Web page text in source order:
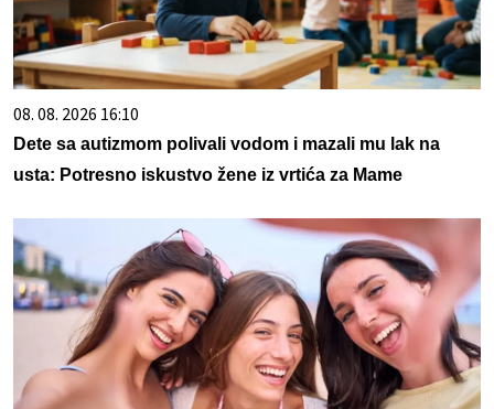
08. 08. 2026 16:10
Dete sa autizmom polivali vodom i mazali mu lak na
usta: Potresno iskustvo žene iz vrtića za Mame